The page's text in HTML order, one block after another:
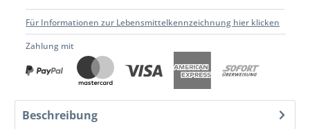
Für Informationen zur Lebensmittelkennzeichnung hier klicken
Zahlung mit
Beschreibung